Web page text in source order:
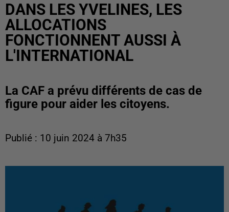
DANS LES YVELINES, LES
ALLOCATIONS
FONCTIONNENT AUSSI À
L'INTERNATIONAL
La CAF a prévu différents de cas de
figure pour aider les citoyens.
Publié : 10 juin 2024 à 7h35